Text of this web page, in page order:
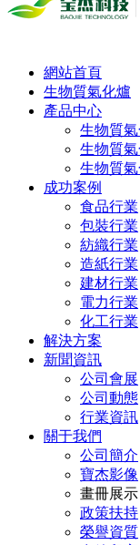
網站首頁
生物質氣化爐
產品中心
生物質
生物質
生物質
成功案例
食品行業
包裝行業
紡織行業
造紙行業
建材行業
電力行業
化工行業
解決方案
新聞資訊
公司會展
公司動態
行業資訊
關于我們
公司簡介
寶杰影像
畫冊展示
政策扶持
榮譽資質